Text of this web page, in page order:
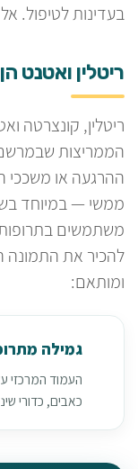
בעדינות לטיפול.
ריטלין ואטנט
ריטלין, קונצרטה
הממריצות
ההרגעה או משככי
ממשי — במיוחד
משתמשים
להכיר את התמונה
ומותאם:
גמילה
העמוד המרכזי
כאבים, כדורי